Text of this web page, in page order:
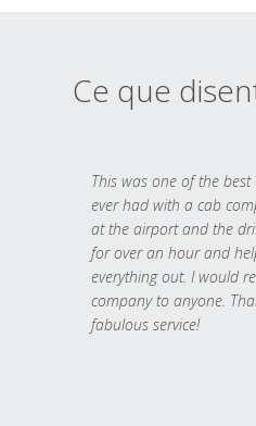
Ce que
This was one of the best
ever had with a cab
at the airport and the
for over an hour and
everything out. I would
company to anyone.
fabulous service!